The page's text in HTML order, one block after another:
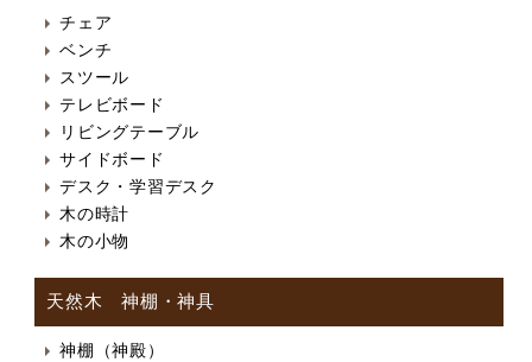
チェア
ベンチ
スツール
テレビボード
リビングテーブル
サイドボード
デスク・学習デスク
木の時計
木の小物
天然木 神棚・神具
神棚（神殿）